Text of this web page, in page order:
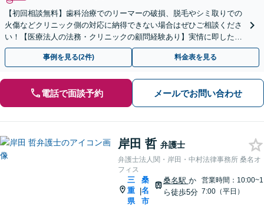
【初回相談無料】歯科治療でのリーマーの破損、脱毛やシミ取りでの
火傷などクリニック側の対応に納得できない場合はぜひご相談くださ
い！【医療法人の法務・クリニックの顧問経験あり】実情に即したア
ドバイスで、納得のできるトラブルの解決を目指します。
事例を見る(2件) 料金表を見る
電話で面談予約 メールでお問い合わせ
岸田 哲 弁護士
弁護士法人関・岸田・中村法律事務所 桑名オ
フィス
三
重
県
|
桑
名
市
桑名駅 か
ら徒歩5分
営業時間：10:00~1
7:00（平日）